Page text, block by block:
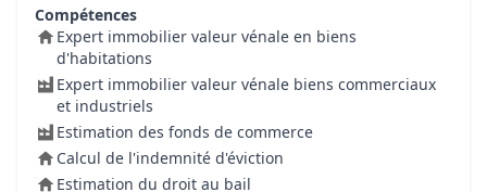
Compétences
Expert immobilier valeur vénale en biens
d'habitations
Expert immobilier valeur vénale biens commerciaux
et industriels
Estimation des fonds de commerce
Calcul de l'indemnité d'éviction
Estimation du droit au bail